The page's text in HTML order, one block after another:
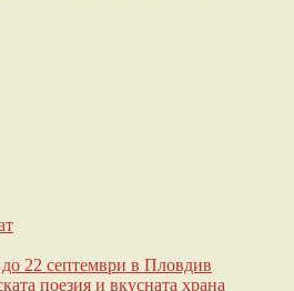
до 22 септември в Пловдив
поезия и вкусната храна